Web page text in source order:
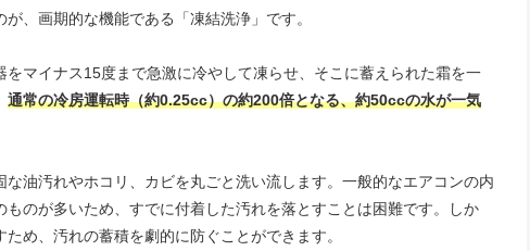
、画期的な機能である「凍結洗浄」です。
マイナス15度まで急激に冷やして凍らせ、そこに蓄えられた霜を一
通常の冷房運転時（約0.25cc）の約200倍となる、約50ccの水が一気
油汚れやホコリ、カビを丸ごと洗い流します。一般的なエアコンの内
のが多いため、すでに付着した汚れを落とすことは困難です。しか
め、汚れの蓄積を劇的に防ぐことができます。